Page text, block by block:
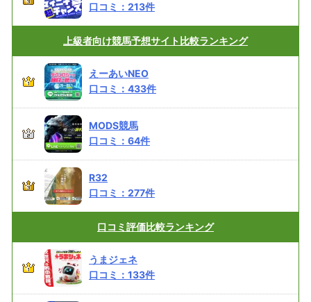
口コミ： 213件
上級者向け競馬予想サイト比較ランキング
えーあいNEO
口コミ： 433件
MODS競馬
口コミ： 64件
R32
口コミ： 277件
口コミ評価比較ランキング
うまジェネ
口コミ： 133件